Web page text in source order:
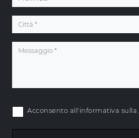
Acconsento all'informativa sulla